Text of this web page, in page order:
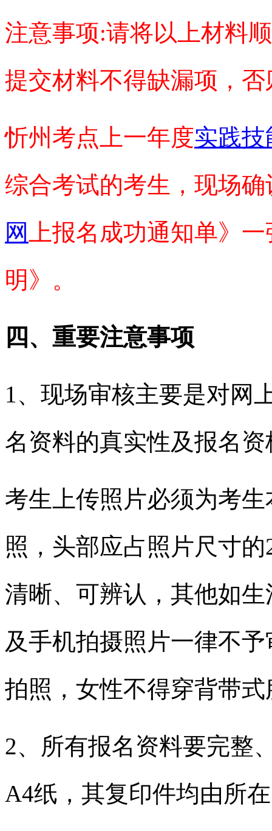
注意事项:请将以上材料
提交材料不得缺漏项，
忻州考点上一年度实践技
综合考试的考生，现场
网
上报名成功通知单》
明》。
四、重要注意事项
1、现场审核主要是对网
名资料的真实性及报名
考生上传照片必须为考
照，头部应占照片尺寸
清晰、可辨认，其他如
及手机拍摄照片一律不
拍照，女性不得穿背带
2、所有报名资料要完整
A4纸，其复印件均由所